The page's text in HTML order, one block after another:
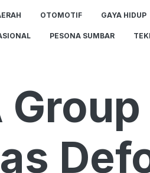
OTOMOTIF GAYA HIDUP
PESONA SUMBAR